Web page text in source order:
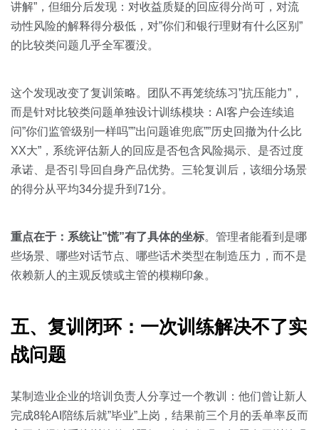
讲解”，但细分后发现：对收益质疑的回应得分尚可，对流
动性风险的解释得分极低，对”你们和银行理财有什么区别”
的比较类问题几乎全军覆没。
这个发现改变了复训策略。团队不再笼统练习”抗压能力”，
而是针对比较类问题单独设计训练模块：AI客户会连续追
问”你们监管级别一样吗””出问题谁兜底””历史回撤为什么比
XX大”，系统评估新人的回应是否包含风险揭示、是否过度
承诺、是否引导回自身产品优势。三轮复训后，该细分场景
的得分从平均34分提升到71分。
重点在于：系统让”慌”有了具体的坐标。管理者能看到是哪
些场景、哪些对话节点、哪些话术类型在制造压力，而不是
依赖新人的主观反馈或主管的模糊印象。
五、复训闭环：一次训练解决不了实
战问题
某制造业企业的培训负责人分享过一个教训：他们曾让新人
完成8轮AI陪练后就”毕业”上岗，结果前三个月的丢单率反而